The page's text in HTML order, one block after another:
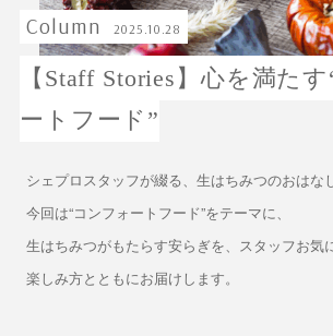
Column 2025.10.28
【Staff Stories】心を満た
ートフード”
シェプロスタッフが綴る、生はちみつのおはなし
今回は“コンフォートフード”をテーマに、
生はちみつがもたらす安らぎを、スタッフお気
楽しみ方とともにお届けします。